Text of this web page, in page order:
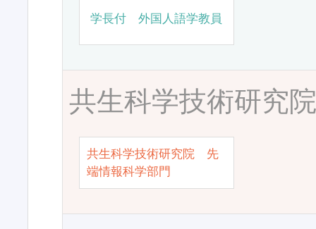
学長付 外国人語学教員
共生科学技術研究
共生科学技術研究院 先
端情報科学部門